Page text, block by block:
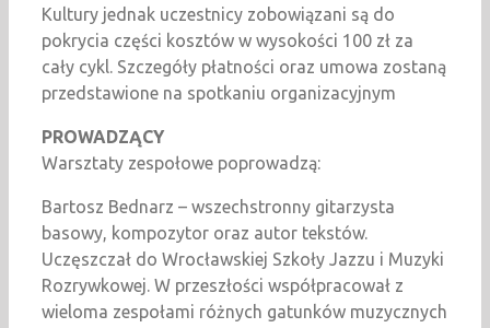
Kultury jednak uczestnicy zobowiązani są do
pokrycia części kosztów w wysokości 100 zł za
cały cykl. Szczegóły płatności oraz umowa zostaną
przedstawione na spotkaniu organizacyjnym
PROWADZĄCY
Warsztaty zespołowe poprowadzą:
Bartosz Bednarz – wszechstronny gitarzysta
basowy, kompozytor oraz autor tekstów.
Uczęszczał do Wrocławskiej Szkoły Jazzu i Muzyki
Rozrywkowej. W przeszłości współpracował z
wieloma zespołami różnych gatunków muzycznych